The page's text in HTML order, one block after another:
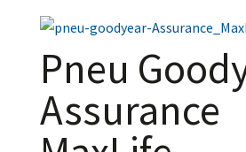
Pneu
Assurance